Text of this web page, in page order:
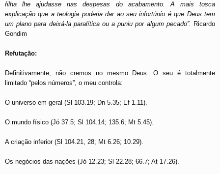
filha lhe ajudasse nas despesas do acabamento. A mais tosca
explicação que a teologia poderia dar ao seu infortúnio é que Deus tem
um plano para deixá-la paralítica ou a puniu por algum pecado”. Ricardo
Gondim
Refutação:
Definitivamente, não cremos no mesmo Deus. O seu é totalmente
limitado “pelos números”, o meu controla:
O universo em geral (Sl 103.19; Dn 5.35; Ef 1.11).
O mundo físico (Jó 37.5; Sl 104.14; 135.6; Mt 5.45).
A criação inferior (Sl 104.21, 28; Mt 6.26; 10.29).
Os negócios das nações (Jó 12.23; Sl 22.28; 66.7; At 17.26).